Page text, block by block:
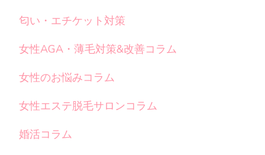
匂い・エチケット対策
女性AGA・薄毛対策&改善コラム
女性のお悩みコラム
女性エステ脱毛サロンコラム
婚活コラム